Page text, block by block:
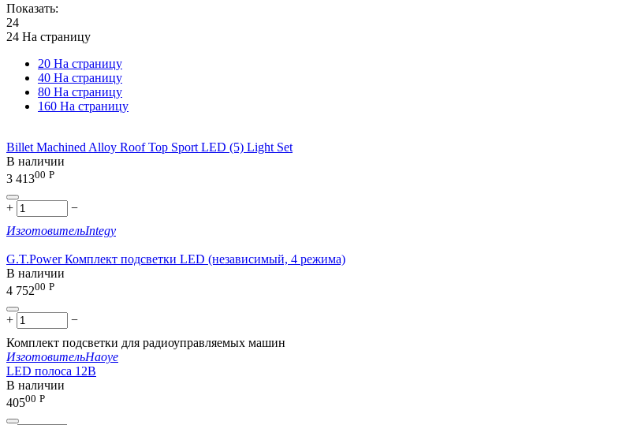
Показать:
24
24 На страницу
20 На страницу
40 На страницу
80 На страницу
160 На страницу
Billet Machined Alloy Roof Top Sport LED (5) Light Set
В наличии
3 41300 Р
+
−
ИзготовительIntegy
G.T.Power Комплект подсветки LED (независимый, 4 режима)
В наличии
4 75200 Р
+
−
Комплект подсветки для радиоуправляемых машин
ИзготовительHaoye
LED полоса 12В
В наличии
40500 Р